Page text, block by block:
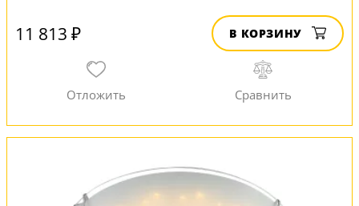
11 813 ₽ В КОРЗИНУ